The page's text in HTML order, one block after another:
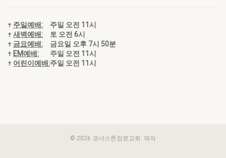
✝ 주일예배:
주일 오전 11시
✝새벽예배:
토 오전 6시
✝ 금요예배:
금요일 오후 7시 50분
✝ EM예배:
주일 오전 11시
✝ 어린이예배:주일 오전 11시
© 2026 코너스톤장로교회. 제작